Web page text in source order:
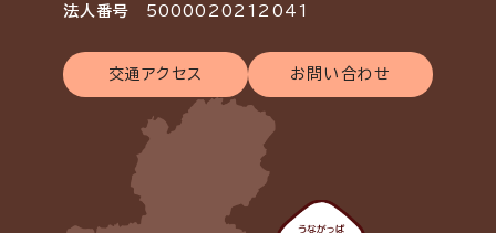
法人番号 5000020212041
交通アクセス お問い合わせ